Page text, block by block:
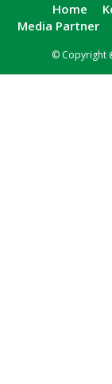
Home
Media Partner
© Copyright